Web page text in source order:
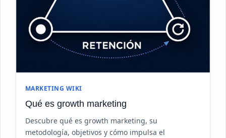
MARKETING WIKI
Qué es growth marketing
Descubre qué es growth marketing, su
metodología, objetivos y cómo impulsa el